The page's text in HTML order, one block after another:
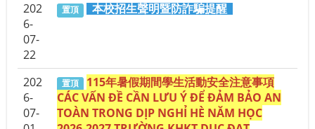
202
6-
07-
22
置頂 本校招生聲明暨防詐騙提醒
202
6-
07-
置頂
115年暑假期間學生活動安全注意事項
CÁC VẤN ĐỀ CẦN LƯU Ý ĐỂ ĐẢM BẢO AN
TOÀN TRONG DỊP NGHỈ HÈ NĂM HỌC